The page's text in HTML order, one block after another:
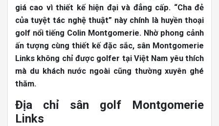
giá cao vì thiết kế hiện đại và đẳng cấp. “Cha đẻ
của tuyệt tác nghệ thuật” này chính là huyền thoại
golf nổi tiếng Colin Montgomerie. Nhờ phong cảnh
ấn tượng cùng thiết kế đặc sắc, sân Montgomerie
Links không chỉ được golfer tại Việt Nam yêu thích
mà du khách nước ngoài cũng thường xuyên ghé
thăm.
Địa chỉ sân golf Montgomerie
Links